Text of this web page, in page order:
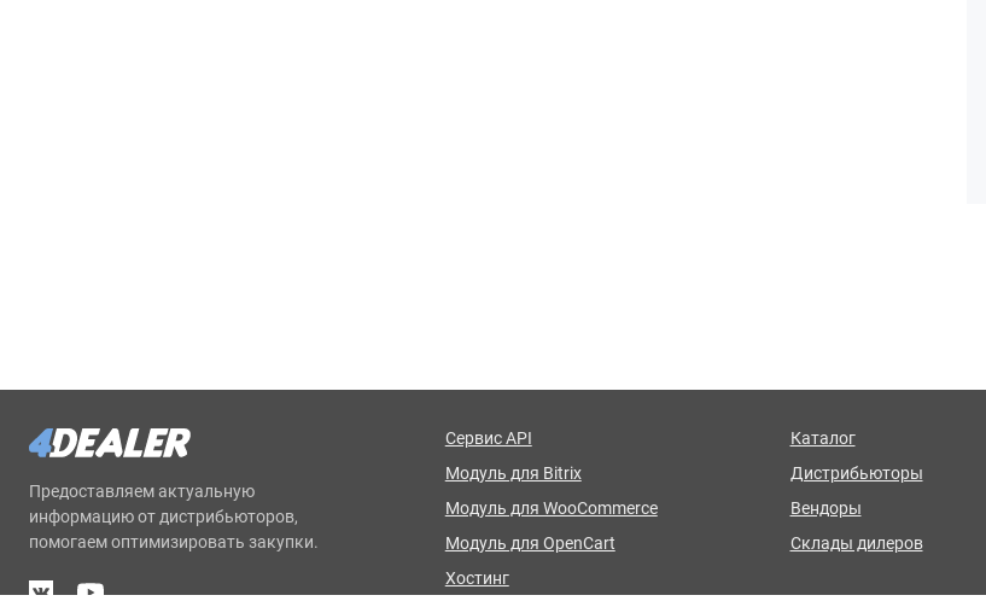
Предоставляем актуальную
информацию от дистрибьюторов,
помогаем оптимизировать закупки.
Сервис API
Модуль для Bitrix
Модуль для WooCommerce
Модуль для OpenCart
Хостинг
Каталог
Дистрибьюторы
Вендоры
Склады дилеров